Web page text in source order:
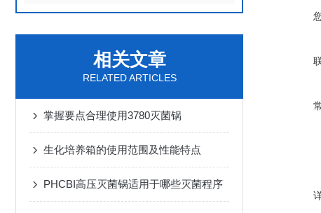
相关文章
RELATED ARTICLES
掌握要点合理使用3780灭菌锅
生化培养箱的使用范围及性能特点
PHCBI高压灭菌锅适用于哪些灭菌程序